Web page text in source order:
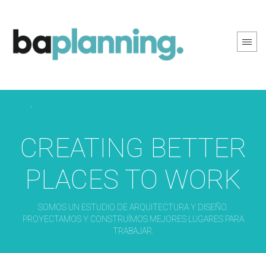
CREATING BETTER
PLACES TO WORK
SOMOS UN ESTUDIO DE ARQUITECTURA Y DISEÑO.
PROYECTAMOS Y CONSTRUÍMOS MEJORES LUGARES PARA
TRABAJAR.